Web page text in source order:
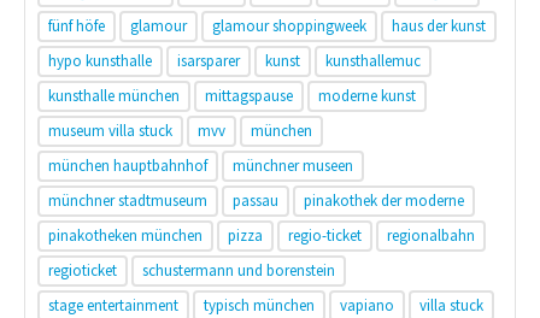
fünf höfe
glamour glamour shoppingweek
haus der kunst
hypo kunsthalle
isarsparer kunst
kunsthallemuc
kunsthalle münchen
mittagspause
moderne kunst
museum villa stuck
mvv
münchen
münchen hauptbahnhof
münchner museen
münchner stadtmuseum
passau
pinakothek der moderne
pinakotheken münchen
pizza regio-ticket
regionalbahn
regioticket
schustermann und borenstein
stage entertainment
typisch münchen vapiano villa stuck